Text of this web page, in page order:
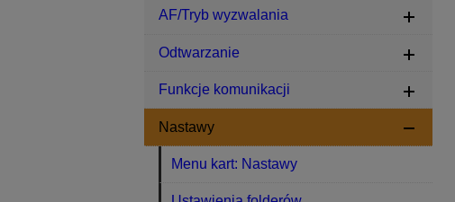
AF/Tryb wyzwalania
Odtwarzanie
Funkcje komunikacji
Nastawy
Menu kart: Nastawy